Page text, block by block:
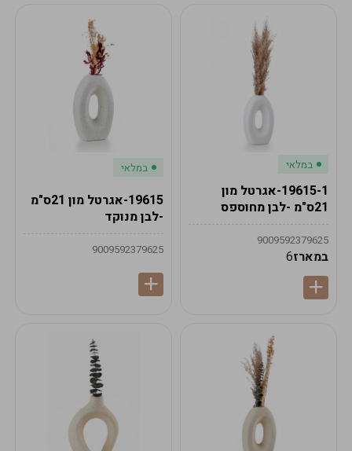
במלאי
19615-1-אגרטל מון
21ס"מ -לבן מחוספס
9009592379625
במארז6
במלאי
19615-אגרטל מון 21ס"מ
-לבן מנוקד
9009592379625